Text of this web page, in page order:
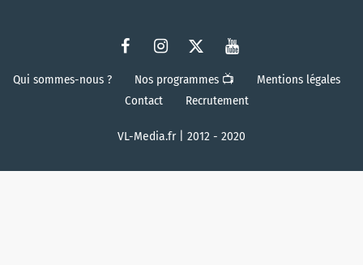
Qui sommes-nous ? Nos programmes 📺
Mentions légales
Contact
Recrutement
VL-Media.fr | 2012 - 2020